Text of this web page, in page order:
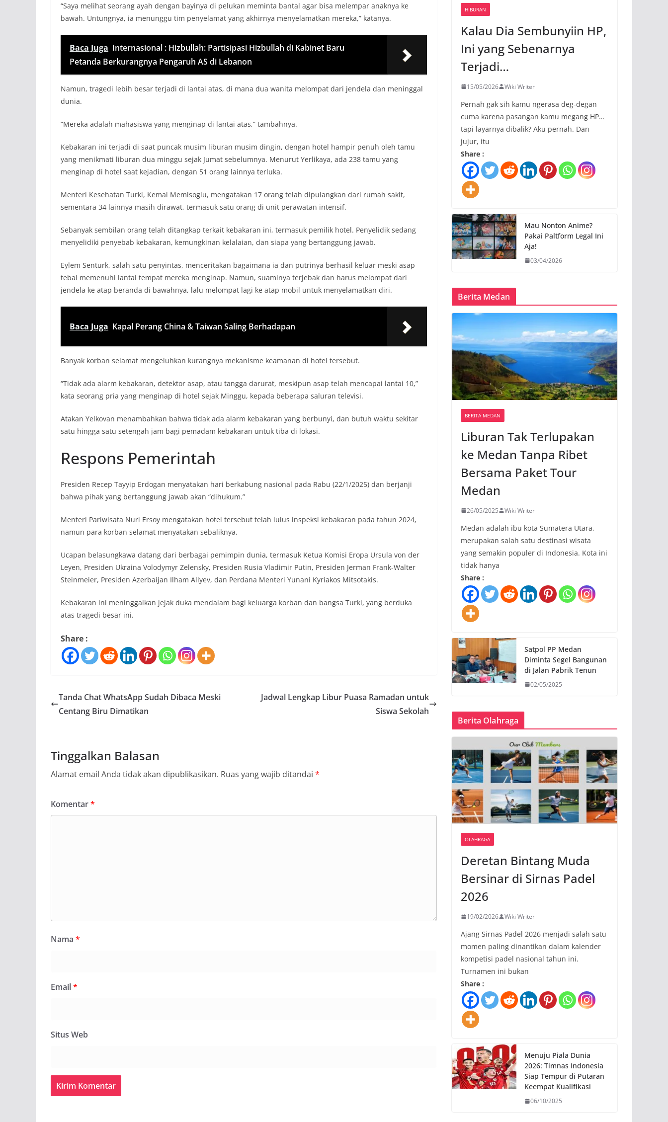
“Saya melihat seorang ayah dengan bayinya di pelukan meminta bantal agar bisa melempar anaknya ke
bawah. Untungnya, ia menunggu tim penyelamat yang akhirnya menyelamatkan mereka,” katanya.
Baca Juga Internasional : Hizbullah: Partisipasi Hizbullah di Kabinet Baru
Petanda Berkurangnya Pengaruh AS di Lebanon
Namun, tragedi lebih besar terjadi di lantai atas, di mana dua wanita melompat dari jendela dan meninggal
dunia.
“Mereka adalah mahasiswa yang menginap di lantai atas,” tambahnya.
Kebakaran ini terjadi di saat puncak musim liburan musim dingin, dengan hotel hampir penuh oleh tamu
yang menikmati liburan dua minggu sejak Jumat sebelumnya. Menurut Yerlikaya, ada 238 tamu yang
menginap di hotel saat kejadian, dengan 51 orang lainnya terluka.
Menteri Kesehatan Turki, Kemal Memisoglu, mengatakan 17 orang telah dipulangkan dari rumah sakit,
sementara 34 lainnya masih dirawat, termasuk satu orang di unit perawatan intensif.
Sebanyak sembilan orang telah ditangkap terkait kebakaran ini, termasuk pemilik hotel. Penyelidik sedang
menyelidiki penyebab kebakaran, kemungkinan kelalaian, dan siapa yang bertanggung jawab.
Eylem Senturk, salah satu penyintas, menceritakan bagaimana ia dan putrinya berhasil keluar meski asap
tebal memenuhi lantai tempat mereka menginap. Namun, suaminya terjebak dan harus melompat dari
jendela ke atap beranda di bawahnya, lalu melompat lagi ke atap mobil untuk menyelamatkan diri.
Baca Juga Kapal Perang China & Taiwan Saling Berhadapan
Banyak korban selamat mengeluhkan kurangnya mekanisme keamanan di hotel tersebut.
“Tidak ada alarm kebakaran, detektor asap, atau tangga darurat, meskipun asap telah mencapai lantai 10,”
kata seorang pria yang menginap di hotel sejak Minggu, kepada beberapa saluran televisi.
Atakan Yelkovan menambahkan bahwa tidak ada alarm kebakaran yang berbunyi, dan butuh waktu sekitar
satu hingga satu setengah jam bagi pemadam kebakaran untuk tiba di lokasi.
Respons Pemerintah
Presiden Recep Tayyip Erdogan menyatakan hari berkabung nasional pada Rabu (22/1/2025) dan berjanji
bahwa pihak yang bertanggung jawab akan “dihukum.”
Menteri Pariwisata Nuri Ersoy mengatakan hotel tersebut telah lulus inspeksi kebakaran pada tahun 2024,
namun para korban selamat menyatakan sebaliknya.
Ucapan belasungkawa datang dari berbagai pemimpin dunia, termasuk Ketua Komisi Eropa Ursula von der
Leyen, Presiden Ukraina Volodymyr Zelensky, Presiden Rusia Vladimir Putin, Presiden Jerman Frank-Walter
Steinmeier, Presiden Azerbaijan Ilham Aliyev, dan Perdana Menteri Yunani Kyriakos Mitsotakis.
Kebakaran ini meninggalkan jejak duka mendalam bagi keluarga korban dan bangsa Turki, yang berduka
atas tragedi besar ini.
Share :
Tanda Chat WhatsApp Sudah Dibaca Meski
Centang Biru Dimatikan
Jadwal Lengkap Libur Puasa Ramadan untuk
Siswa Sekolah
Tinggalkan Balasan
Alamat email Anda tidak akan dipublikasikan. Ruas yang wajib ditandai *
Komentar*
Nama *
Email*
Situs Web
HIBURAN
Kalau Dia Sembunyiin HP,
Ini yang Sebenarnya
Terjadi…
15/05/2026 Wiki Writer
Pernah gak sih kamu ngerasa deg-degan
cuma karena pasangan kamu megang HP…
tapi layarnya dibalik? Aku pernah. Dan
jujur, itu
Share :
Mau Nonton Anime?
Pakai Paltform Legal Ini
Aja!
03/04/2026
Berita Medan
BERITA MEDAN
Liburan Tak Terlupakan
ke Medan Tanpa Ribet
Bersama Paket Tour
Medan
26/05/2025 Wiki Writer
Medan adalah ibu kota Sumatera Utara,
merupakan salah satu destinasi wisata
yang semakin populer di Indonesia. Kota ini
tidak hanya
Share :
Satpol PP Medan
Diminta Segel Bangunan
di Jalan Pabrik Tenun
02/05/2025
Berita Olahraga
OLAHRAGA
Deretan Bintang Muda
Bersinar di Sirnas Padel
2026
19/02/2026 Wiki Writer
Ajang Sirnas Padel 2026 menjadi salah satu
momen paling dinantikan dalam kalender
kompetisi padel nasional tahun ini.
Turnamen ini bukan
Share :
Menuju Piala Dunia
2026: Timnas Indonesia
Siap Tempur di Putaran
Keempat Kualifikasi
06/10/2025